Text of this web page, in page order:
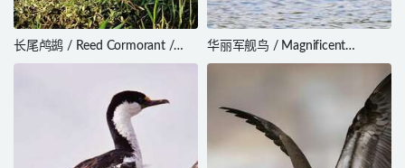
长尾鸬鹚 / Reed Cormorant /
Microcarbo africanus
华丽军舰鸟 / Magnificent
Frigatebird / Fregata magnificens